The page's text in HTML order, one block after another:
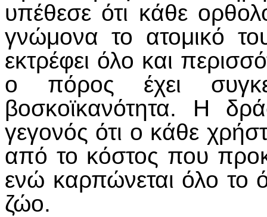
υπέθεσε ότι κάθε
γνώμονα το ατομικό
εκτρέφει όλο και
ο πόρος έχει
βοσκοϊκανότητα. Η
γεγονός ότι ο κάθε
από το κόστος που
ενώ καρπώνεται όλο το
ζώο.